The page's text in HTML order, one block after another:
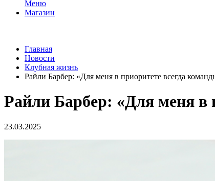
Меню
Магазин
Главная
Новости
Клубная жизнь
Райли Барбер: «Для меня в приоритете всегда
Райли Барбер: «Для меня в
23.03.2025